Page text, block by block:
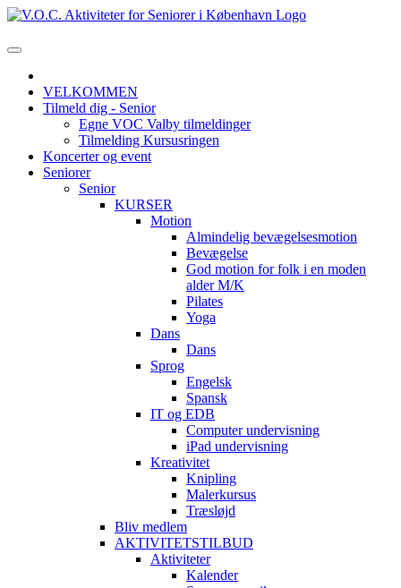
VELKOMMEN
Tilmeld dig - Senior
Egne VOC Valby tilmeldinger
Tilmelding Kursusringen
Koncerter og event
Seniorer
Senior
KURSER
Motion
Almindelig bevægelsesmotion
Bevægelse
God motion for folk i en moden
alder M/K
Pilates
Yoga
Dans
Dans
Sprog
Engelsk
Spansk
IT og EDB
Computer undervisning
iPad undervisning
Kreativitet
Knipling
Malerkursus
Træsløjd
Bliv medlem
AKTIVITETSTILBUD
Aktiviteter
Kalender